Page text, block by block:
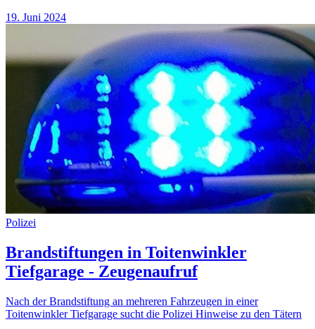
19. Juni 2024
Polizei
Brandstiftungen in Toitenwinkler
Tiefgarage - Zeugenaufruf
Nach der Brandstiftung an mehreren Fahrzeugen in einer
Toitenwinkler Tiefgarage sucht die Polizei Hinweise zu den Tätern